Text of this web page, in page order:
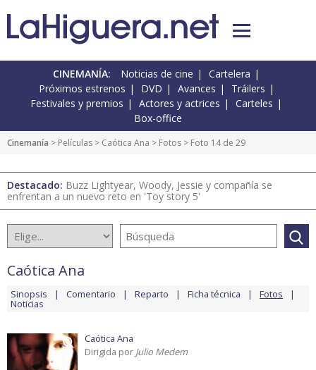
CINEMANÍA: Noticias de cine
Cartelera
Próximos estrenos
DVD Avances
Tráilers
Festivales y premios
Actores y actrices
Carteles
Box-office
Cinemanía > Películas > Caótica Ana > Fotos > Foto 14 de 29
Destacado: Buzz Lightyear, Woody, Jessie y compañía se
enfrentan a un nuevo reto en 'Toy story 5'
Caótica Ana
Sinopsis Comentario Reparto Ficha técnica Fotos
Noticias
Caótica Ana
Dirigida por Julio Medem